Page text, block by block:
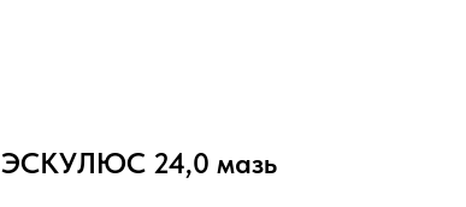
ЭСКУЛЮС 24,0 мазь